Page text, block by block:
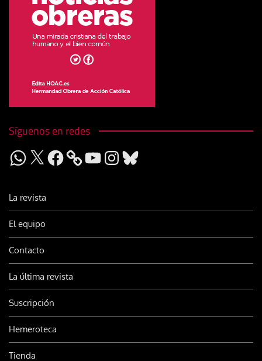
Síguenos en redes
WhatsApp
X Facebook YouTubeInstagram
Bluesky
La revista
El equipo
Contacto
La última revista
Suscripción
Hemeroteca
Tienda